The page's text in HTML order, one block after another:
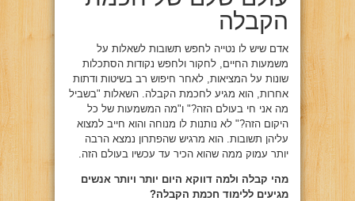
הקבלה
אדם שיש לו נטייה לחפש תשובות לשאלות על
משמעות החיים, לחקור ולחפש נקודות הסתכלות
שונות על המציאות, לאחר חיפוש רב בשיטות ודתות
אחרות, הוא מגיע לחכמת הקבלה. השאלות "בשביל
מה אני חי בעולם הזה?" ו"מה המשמעות של כל
היקום הזה?" לא נותנות לו מנוחה והוא חייב למצוא
עליהן תשובות. הוא מרגיש שהפתרון נמצא הרבה
יותר עמוק ממה שהוא הכיר עד עכשיו בעולם הזה.
מהי קבלה ולמה דווקא היום יותר ויותר אנשים
מגיעים ללימוד חכמת הקבלה?